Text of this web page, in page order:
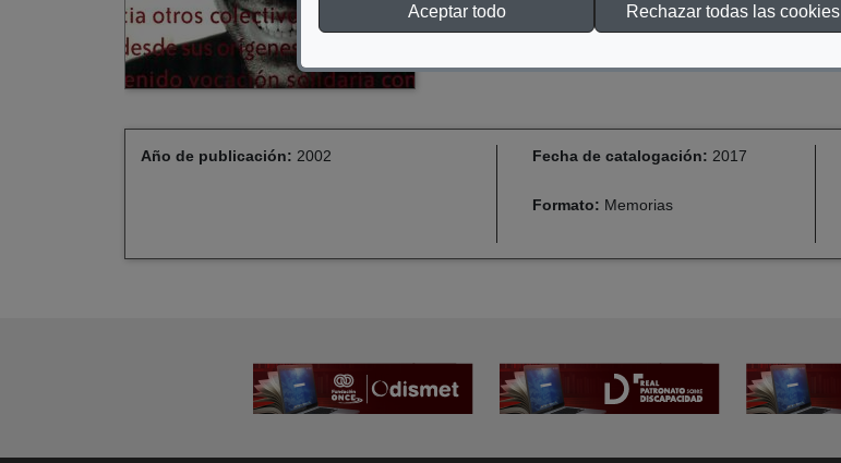
Aceptar todo Rechazar todas las cookies
Año de publicación: 2002 Fecha de catalogación: 2017
Formato: Memorias